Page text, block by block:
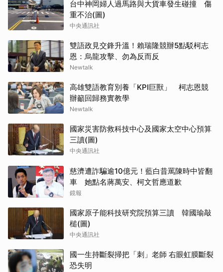
台中神岡婦人過馬路與大貨車發生碰撞 傷
重不治(圖)
中央通訊社
雙語政見交鋒升溫！賴瑞隆競辦5點駁柯志
恩：烏龍攻擊、勿為反而反
Newtalk
高雄雙語教育別養「KPI巨獸」 柯志恩競
辦籲回歸務實教學
Newtalk
國家災害防救科技中心及國家太空中心預算
三讀(圖)
中央通訊社
慈濟遭詐騙逾10億元！藍白昔罵陳時中皆翻
車 她點名蔣萬安、柯文哲應道歉
鏡報
國家原子能科技研究院預算三讀 韓國瑜敲
槌(圖)
中央通訊社
國一生持斷裂掃把「刺」老師 右眼虹膜斷裂
恐失明